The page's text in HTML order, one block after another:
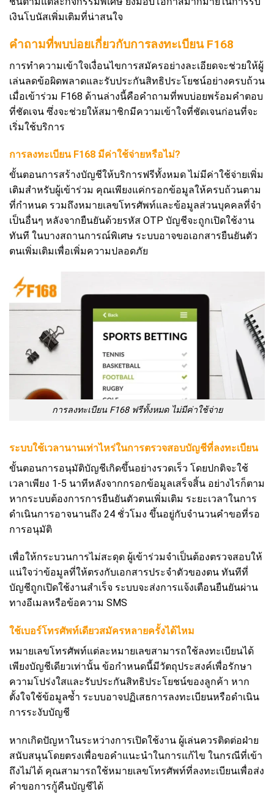
เงินโบนัสเพิ่มเติมที่น่าสนใจ
คำถามที่พบบ่อยเกี่ยวกับการลงทะเบียน F168
การทำความเข้าใจเงื่อนไขการสมัครอย่างละเอียดจะช่วยให้ผู้
เล่นลดข้อผิดพลาดและรับประกันสิทธิประโยชน์อย่างครบถ้วน
เมื่อเข้าร่วม F168 ด้านล่างนี้คือคำถามที่พบบ่อยพร้อมคำตอบ
ที่ชัดเจน ซึ่งจะช่วยให้สมาชิกมีความเข้าใจที่ชัดเจนก่อนที่จะ
เริ่มใช้บริการ
การลงทะเบียน F168 มีค่าใช้จ่ายหรือไม่?
ขั้นตอนการสร้างบัญชีให้บริการฟรีทั้งหมด ไม่มีค่าใช้จ่ายเพิ่ม
เติมสำหรับผู้เข้าร่วม คุณเพียงแค่กรอกข้อมูลให้ครบถ้วนตาม
ที่กำหนด รวมถึงหมายเลขโทรศัพท์และข้อมูลส่วนบุคคลที่จำ
เป็นอื่นๆ หลังจากยืนยันด้วยรหัส OTP บัญชีจะถูกเปิดใช้งาน
ทันที ในบางสถานการณ์พิเศษ ระบบอาจขอเอกสารยืนยันตัว
ตนเพิ่มเติมเพื่อเพิ่มความปลอดภัย
การลงทะเบียน F168 ฟรีทั้งหมด ไม่มีค่าใช้จ่าย
ระบบใช้เวลานานเท่าไหร่ในการตรวจสอบบัญชีที่ลงทะเบียน
ขั้นตอนการอนุมัติบัญชีเกิดขึ้นอย่างรวดเร็ว โดยปกติจะใช้
เวลาเพียง 1-5 นาทีหลังจากกรอกข้อมูลเสร็จสิ้น อย่างไรก็ตาม
หากระบบต้องการการยืนยันตัวตนเพิ่มเติม ระยะเวลาในการ
ดำเนินการอาจนานถึง 24 ชั่วโมง ขึ้นอยู่กับจำนวนคำขอที่รอ
การอนุมัติ
เพื่อให้กระบวนการไม่สะดุด ผู้เข้าร่วมจำเป็นต้องตรวจสอบให้
แน่ใจว่าข้อมูลที่ให้ตรงกับเอกสารประจำตัวของตน ทันทีที่
บัญชีถูกเปิดใช้งานสำเร็จ ระบบจะส่งการแจ้งเตือนยืนยันผ่าน
ทางอีเมลหรือข้อความ SMS
ใช้เบอร์โทรศัพท์เดียวสมัครหลายครั้งได้ไหม
หมายเลขโทรศัพท์แต่ละหมายเลขสามารถใช้ลงทะเบียนได้
เพียงบัญชีเดียวเท่านั้น ข้อกำหนดนี้มีวัตถุประสงค์เพื่อรักษา
ความโปร่งใสและรับประกันสิทธิประโยชน์ของลูกค้า หาก
ตั้งใจใช้ข้อมูลซ้ำ ระบบอาจปฏิเสธการลงทะเบียนหรือดำเนิน
การระงับบัญชี
หากเกิดปัญหาในระหว่างการเปิดใช้งาน ผู้เล่นควรติดต่อฝ่าย
สนับสนุนโดยตรงเพื่อขอคำแนะนำในการแก้ไข ในกรณีที่เข้า
ถึงไม่ได้ คุณสามารถใช้หมายเลขโทรศัพท์ที่ลงทะเบียนเพื่อส่ง
คำขอการกู้คืนบัญชีได้